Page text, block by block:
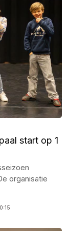
start op 1
organisatie